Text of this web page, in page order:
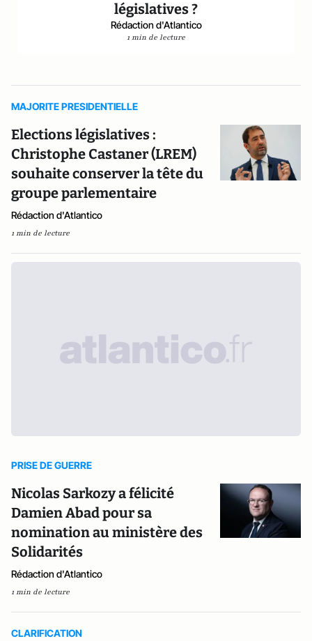
législatives ?
Rédaction d'Atlantico
1 min de lecture
MAJORITE PRESIDENTIELLE
Elections législatives :
Christophe Castaner (LREM)
souhaite conserver la tête du
groupe parlementaire
Rédaction d'Atlantico
1 min de lecture
PRISE DE GUERRE
Nicolas Sarkozy a félicité
Damien Abad pour sa
nomination au ministère des
Solidarités
Rédaction d'Atlantico
1 min de lecture
CLARIFICATION